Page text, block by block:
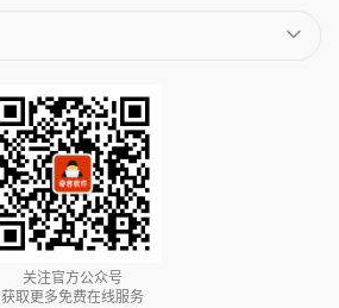
关注官方公众号
获取更多免费在线服务